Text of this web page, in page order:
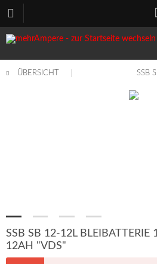
ÜBERSICHT SSB
SSB SB 12-12L BLEIBATTERIE
12AH "VDS"